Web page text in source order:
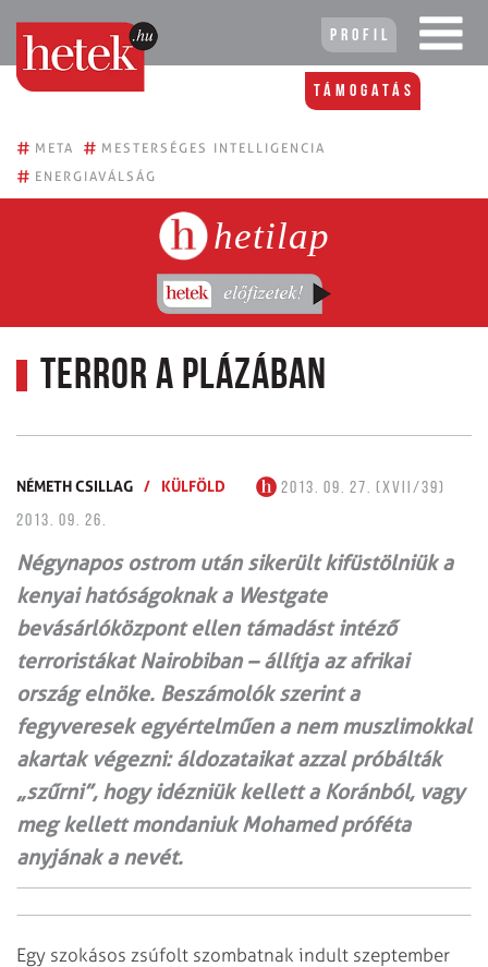
Profil
Támogatás
# META # MESTERSÉGES INTELLIGENCIA
# ENERGIAVÁLSÁG
hetilap
Terror a plázában
NÉMETH CSILLAG / KÜLFÖLD
2013. 09. 27. (XVII/39)
2013. 09. 26.
Négynapos ostrom után sikerült kifüstölniük a
kenyai hatóságoknak a Westgate
bevásárlóközpont ellen támadást intéző
terroristákat Nairobiban – állítja az afrikai
ország elnöke. Beszámolók szerint a
fegyveresek egyértelműen a nem muszlimokkal
akartak végezni: áldozataikat azzal próbálták
„szűrni”, hogy idézniük kellett a Koránból, vagy
meg kellett mondaniuk Mohamed próféta
anyjának a nevét.
Egy szokásos zsúfolt szombatnak indult szeptember